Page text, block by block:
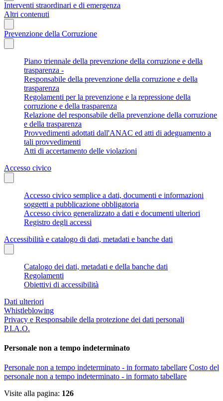
Interventi straordinari e di emergenza
Altri contenuti
Prevenzione della Corruzione
Piano triennale della prevenzione della corruzione e della
trasparenza -
Responsabile della prevenzione della corruzione e della
trasparenza
Regolamenti per la prevenzione e la repressione della
corruzione e della trasparenza
Relazione del responsabile della prevenzione della corruzione
e della trasparenza
Provvedimenti adottati dall'ANAC ed atti di adeguamento a
tali provvedimenti
Atti di accertamento delle violazioni
Accesso civico
Accesso civico semplice a dati, documenti e informazioni
soggetti a pubblicazione obbligatoria
Accesso civico generalizzato a dati e documenti ulteriori
Registro degli accessi
Accessibilità e catalogo di dati, metadati e banche dati
Catalogo dei dati, metadati e della banche dati
Regolamenti
Obiettivi di accessibilità
Dati ulteriori
Whistleblowing
Privacy e Responsabile della protezione dei dati personali
P.I.A.O.
Personale non a tempo indeterminato
Personale non a tempo indeterminato - in formato tabellare Costo del
personale non a tempo indeterminato - in formato tabellare
Visite alla pagina: 126